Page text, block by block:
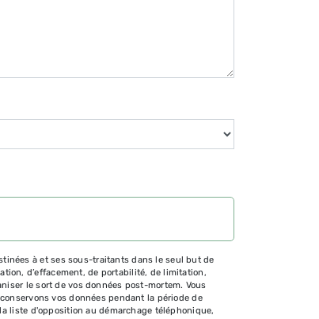
à et ses sous-traitants dans le seul but de
d’effacement, de portabilité, de limitation,
le sort de vos données post-mortem. Vous
vos données pendant la période de
liste d'opposition au démarchage téléphonique,